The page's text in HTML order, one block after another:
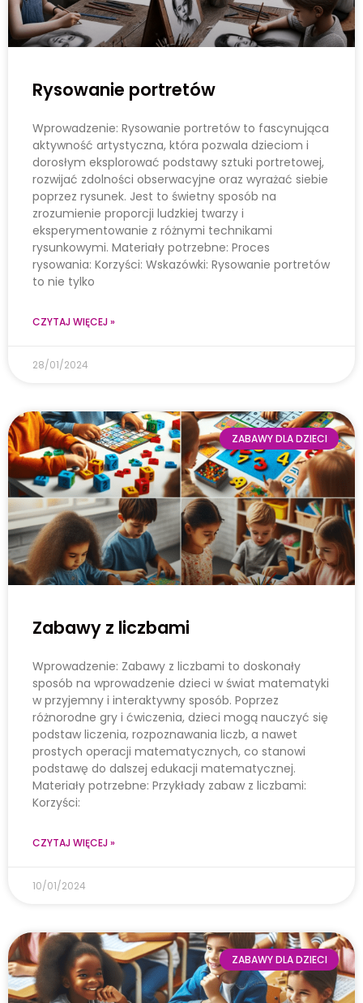
Rysowanie portretów
Wprowadzenie: Rysowanie portretów to fascynująca
aktywność artystyczna, która pozwala dzieciom i
dorosłym eksplorować podstawy sztuki portretowej,
rozwijać zdolności obserwacyjne oraz wyrażać siebie
poprzez rysunek. Jest to świetny sposób na
zrozumienie proporcji ludzkiej twarzy i
eksperymentowanie z różnymi technikami
rysunkowymi. Materiały potrzebne: Proces
rysowania: Korzyści: Wskazówki: Rysowanie portretów
to nie tylko
CZYTAJ WIĘCEJ »
28/01/2024
ZABAWY DLA DZIECI
Zabawy z liczbami
Wprowadzenie: Zabawy z liczbami to doskonały
sposób na wprowadzenie dzieci w świat matematyki
w przyjemny i interaktywny sposób. Poprzez
różnorodne gry i ćwiczenia, dzieci mogą nauczyć się
podstaw liczenia, rozpoznawania liczb, a nawet
prostych operacji matematycznych, co stanowi
podstawę do dalszej edukacji matematycznej.
Materiały potrzebne: Przykłady zabaw z liczbami:
Korzyści:
CZYTAJ WIĘCEJ »
10/01/2024
ZABAWY DLA DZIECI